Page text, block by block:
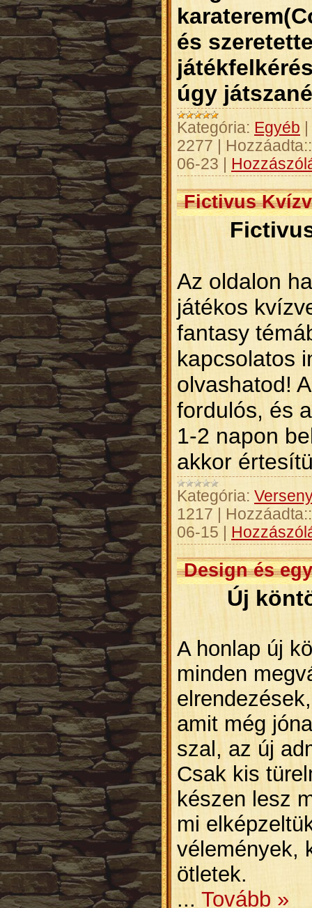
és
úgy
Kategória: Egyéb
2277
Hozzáadta::
06-23
Fictivus
Az oldalon
játékos
fantasy
kapcsolatos
olvashatod!
fordulós, és
1-2 napon
akkor
Kategória:
1217
Hozzáadta::
06-15
Design és
Új
A honlap új
minden
amit még
szal, az új
Csak kis
készen lesz
mi
vélemények,
ötletek.
... Tovább »